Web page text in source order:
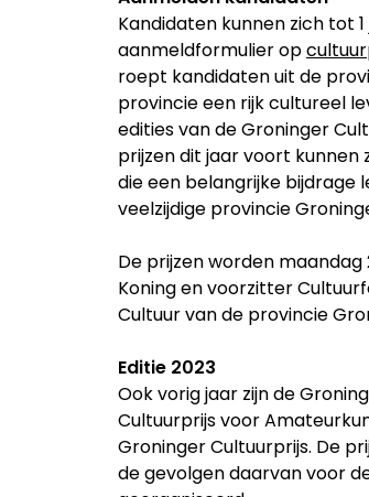
Kandidaten kunnen zich tot
aanmeldformulier op
roept kandidaten uit de
provincie een rijk cultureel
edities van de Groninger
prijzen dit jaar voort
die een belangrijke bijdrage
veelzijdige provincie
De prijzen worden
Koning en voorzitter
Cultuur van de provincie
Editie 2023
Ook vorig jaar zijn de
Cultuurprijs voor
Groninger Cultuurprijs. De
de gevolgen daarvan voor